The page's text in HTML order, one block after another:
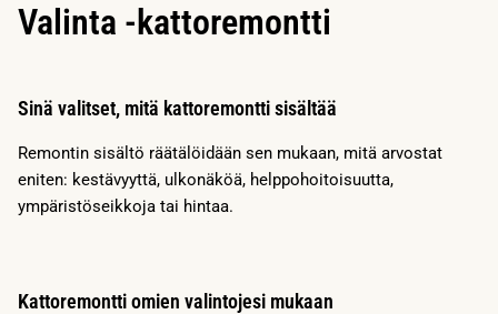
Valinta -kattoremontti
Sinä valitset, mitä kattoremontti sisältää
Remontin sisältö räätälöidään sen mukaan, mitä arvostat
eniten: kestävyyttä, ulkonäköä, helppohoitoisuutta,
ympäristöseikkoja tai hintaa.
Kattoremontti omien valintojesi mukaan